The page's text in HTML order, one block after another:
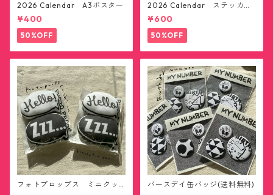
2026 Calendar A3ポスター
¥400
50%OFF
2026 Calendar ステッカー1
2枚セット(送料無料)
¥600
50%OFF
フォトプロップス ミニクッ
バースデイ缶バッジ(送料無料)